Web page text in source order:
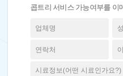
콥트리 서비스 가능여부를 이